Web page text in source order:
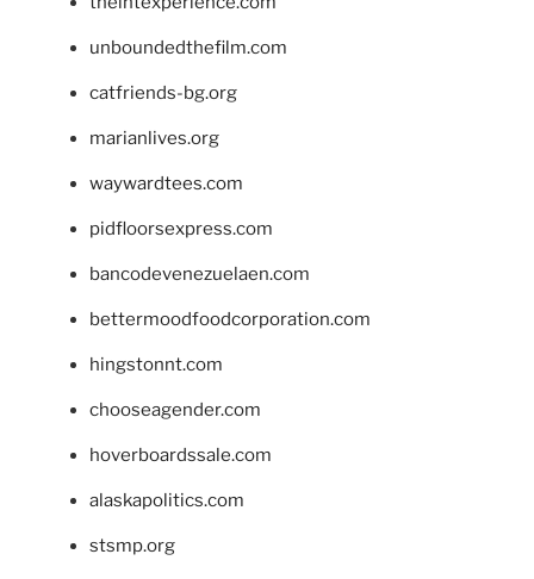
unboundedthefilm.com
catfriends-bg.org
marianlives.org
waywardtees.com
pidfloorsexpress.com
bancodevenezuelaen.com
bettermoodfoodcorporation.com
hingstonnt.com
chooseagender.com
hoverboardssale.com
alaskapolitics.com
stsmp.org